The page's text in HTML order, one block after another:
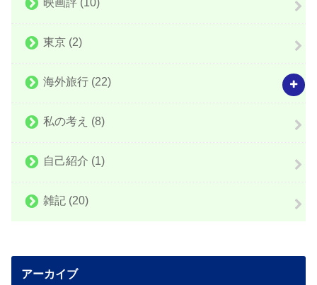
東京 (2)
海外旅行 (22)
私の考え (8)
自己紹介 (1)
雑記 (20)
アーカイブ